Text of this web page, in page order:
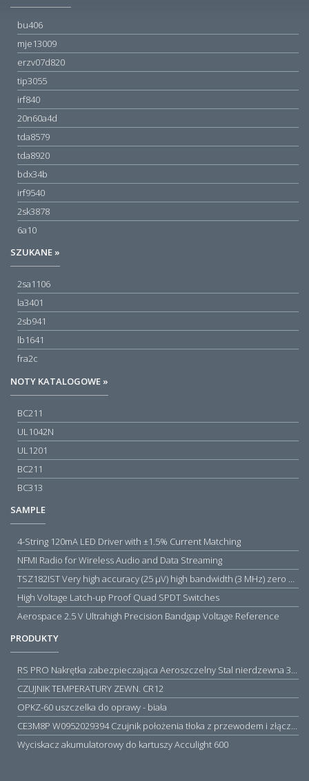
bu406
mje13009
erzv07d820
tip3055
irf840
20n60a4d
tda8579
tda8920
bdx34b
irf9540
2sk3878
6a10
SZUKANE »
2sa1106
la3401
2sb941
lb1641
fra2c
NOTY KATALOGOWE »
BC211
UL1042N
UL1201
BC211
BC313
SAMPLE
4-String 120mA LED Driver with ±1.5% Current Matching
NFMI Radio for Wireless Audio and Data Streaming
TSZ182IST Very high accuracy (25 µV) high bandwidth (3 MHz) zero drift 5 V operational amplifiers
High Voltage Latch-up Proof Quad SPDT Switches
Aerospace 2.5 V Ultrahigh Precision Bandgap Voltage Reference
PRODUKTY
RS PRO Nakrętka zabezpieczająca Aeroszczelny Stal nierdzewna 316 Zwykłe
CZUJNIK TEMPERATURY ZEWN. CR12
OPKZ-60 uszczelka do oprawy - biała
CE3M8P W0952029394 Czujnik położenia tłoka z przewodem i złączem M8, PNP NO, 10...30VDC, 100mA, METALWORK, METAL WORK jak MZT1-0
Wyciskacz akumulatorowy do kartuszy Acculight 600